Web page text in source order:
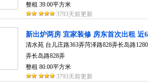
整租 39.00平方米
3793天前更新
新出炉两房 宜家装修 房东首次出租 近
清水苑 台儿庄路363弄菏泽路828弄长岛路1280
弄长岛路828弄
整租 80.00平方米
3793天前更新